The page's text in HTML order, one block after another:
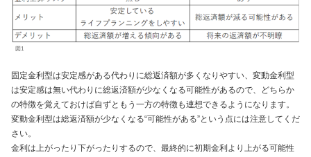
図1
固定金利型は安定感がある代わりに総返済額が多くなりやすい、変動金利型
は安定感は無い代わりに総返済額が少なくなる可能性があるので、どちらか
の特徴を覚えておけば自ずともう一方の特徴も連想できるようになります。
変動金利型は総返済額が少なくなる“可能性がある”という点には注意してくだ
さい。
金利は上がったり下がったりするので、最終的に初期金利より上がる可能性